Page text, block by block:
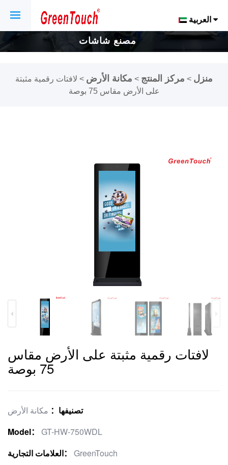
مصنع شاشات
التي تعمل باللمس
العربية
منزل > مركز المنتج > مكانة الأرض > لافتات رقمية مثبتة
على الأرض مقاس 75 بوصة
لافتات رقمية مثبتة على الأرض مقاس
75 بوصة
تصنيفها： مكانة الأرض
Model：
GT-HW-750WDL
العلامات التجارية：
GreenTouch